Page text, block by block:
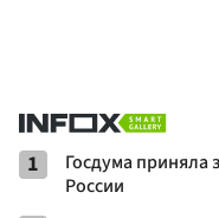
1
Госдума приняла
России